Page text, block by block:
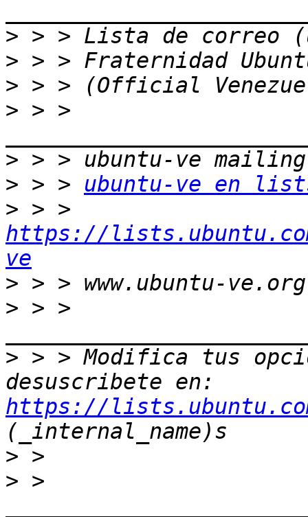
>
>
>
> > >
>
> > > ubuntu-ve en
>
https://
ve
>
> > >
> > > Modifica tus
https://
>
> >